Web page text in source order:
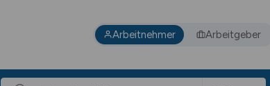
Arbeitnehmer Arbeitgeber